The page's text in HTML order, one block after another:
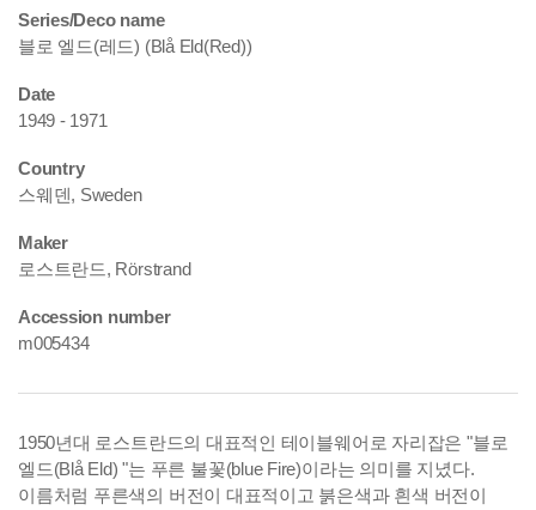
Series/Deco name
블로 엘드(레드) (Blå Eld(Red))
Date
1949 - 1971
Country
스웨덴, Sweden
Maker
로스트란드, Rörstrand
Accession number
m005434
1950년대 로스트란드의 대표적인 테이블웨어로 자리잡은 "블로
엘드(Blå Eld) "는 푸른 불꽃(blue Fire)이라는 의미를 지녔다.
이름처럼 푸른색의 버전이 대표적이고 붉은색과 흰색 버전이